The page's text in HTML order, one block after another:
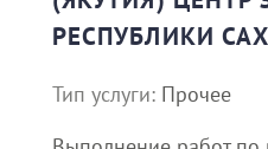
РЕСПУБЛИКИ
Тип услуги: Прочее